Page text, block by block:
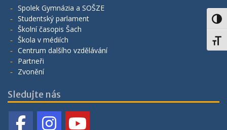
Spolek Gymnázia a SOŠZE
Studentský parlament
Školní časopis Šach
Škola v médiích
Centrum dalšího vzdělávání
Partneři
Zvonění
Sledujte nás